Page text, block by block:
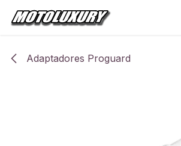
Ir al contenido
Adaptadores Proguard